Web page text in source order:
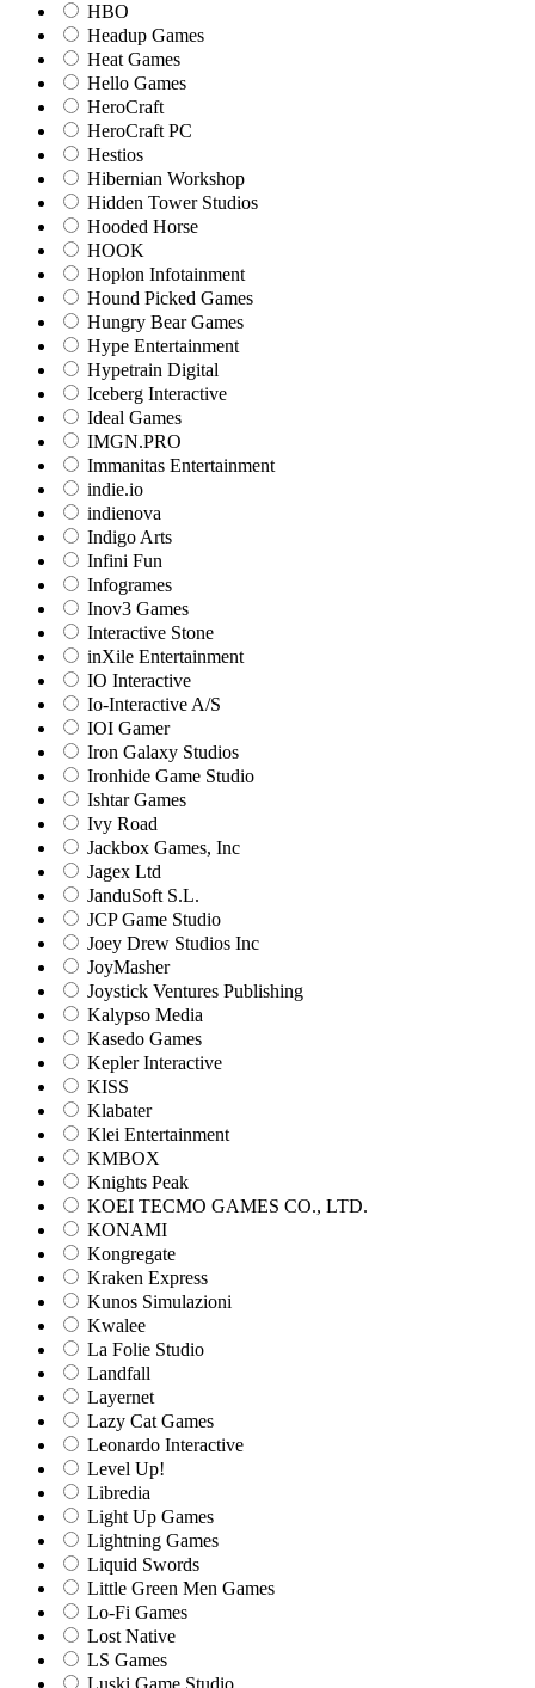
HBO
Headup Games
Heat Games
Hello Games
HeroCraft
HeroCraft PC
Hestios
Hibernian Workshop
Hidden Tower Studios
Hooded Horse
HOOK
Hoplon Infotainment
Hound Picked Games
Hungry Bear Games
Hype Entertainment
Hypetrain Digital
Iceberg Interactive
Ideal Games
IMGN.PRO
Immanitas Entertainment
indie.io
indienova
Indigo Arts
Infini Fun
Infogrames
Inov3 Games
Interactive Stone
inXile Entertainment
IO Interactive
Io-Interactive A/S
IOI Gamer
Iron Galaxy Studios
Ironhide Game Studio
Ishtar Games
Ivy Road
Jackbox Games, Inc
Jagex Ltd
JanduSoft S.L.
JCP Game Studio
Joey Drew Studios Inc
JoyMasher
Joystick Ventures Publishing
Kalypso Media
Kasedo Games
Kepler Interactive
KISS
Klabater
Klei Entertainment
KMBOX
Knights Peak
KOEI TECMO GAMES CO., LTD.
KONAMI
Kongregate
Kraken Express
Kunos Simulazioni
Kwalee
La Folie Studio
Landfall
Layernet
Lazy Cat Games
Leonardo Interactive
Level Up!
Libredia
Light Up Games
Lightning Games
Liquid Swords
Little Green Men Games
Lo-Fi Games
Lost Native
LS Games